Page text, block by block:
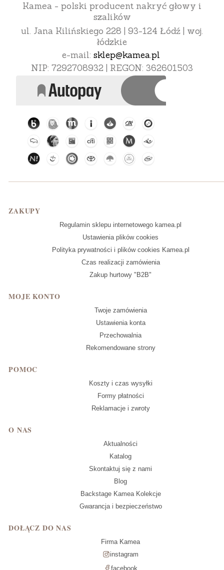
Kamea - polski producent nakryć głowy i
szalików
ul. Jana Kilińskiego 228 | 93-124 Łódź | woj.
łódzkie
e-mail: sklep@kamea.pl
NIP: 7292708932 | REGON: 362601503
Linki w stopce
ZAKUPY
Regulamin sklepu internetowego kamea.pl
Ustawienia plików cookies
Polityka prywatności i plików cookies Kamea.pl
Czas realizacji zamówienia
Zakup hurtowy "B2B"
MOJE KONTO
Twoje zamówienia
Ustawienia konta
Przechowalnia
Rekomendowane strony
POMOC
Koszty i czas wysyłki
Formy płatności
Reklamacje i zwroty
O NAS
Aktualności
Katalog
Skontaktuj się z nami
Blog
Backstage Kamea Kolekcje
Gwarancja i bezpieczeństwo
DOŁĄCZ DO NAS
Firma Kamea
instagram
facebook